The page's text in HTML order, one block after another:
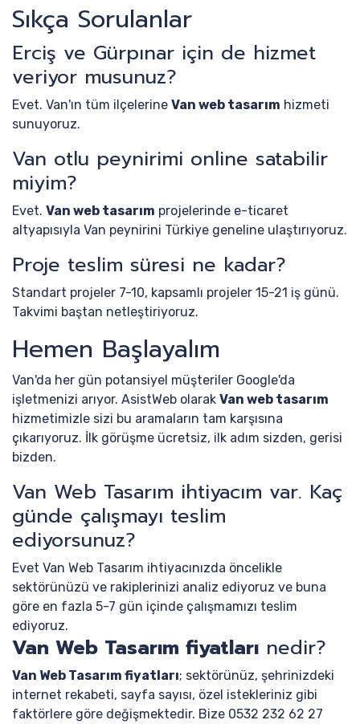
Sıkça Sorulanlar
Erciş ve Gürpınar için de hizmet
veriyor musunuz?
Evet. Van'ın tüm ilçelerine Van web tasarım hizmeti
sunuyoruz.
Van otlu peynirimi online satabilir
miyim?
Evet. Van web tasarım projelerinde e-ticaret
altyapısıyla Van peynirini Türkiye geneline ulaştırıyoruz.
Proje teslim süresi ne kadar?
Standart projeler 7-10, kapsamlı projeler 15-21 iş günü.
Takvimi baştan netleştiriyoruz.
Hemen Başlayalım
Van'da her gün potansiyel müşteriler Google'da
işletmenizi arıyor. AsistWeb olarak Van web tasarım
hizmetimizle sizi bu aramaların tam karşısına
çıkarıyoruz. İlk görüşme ücretsiz, ilk adım sizden, gerisi
bizden.
Van Web Tasarım ihtiyacım var. Kaç
günde çalışmayı teslim
ediyorsunuz?
Evet Van Web Tasarım ihtiyacınızda öncelikle
sektörünüzü ve rakiplerinizi analiz ediyoruz ve buna
göre en fazla 5-7 gün içinde çalışmamızı teslim
ediyoruz.
Van Web Tasarım fiyatları nedir?
Van Web Tasarım fiyatları; sektörünüz, şehrinizdeki
internet rekabeti, sayfa sayısı, özel istekleriniz gibi
faktörlere göre değişmektedir. Bize 0532 232 62 27